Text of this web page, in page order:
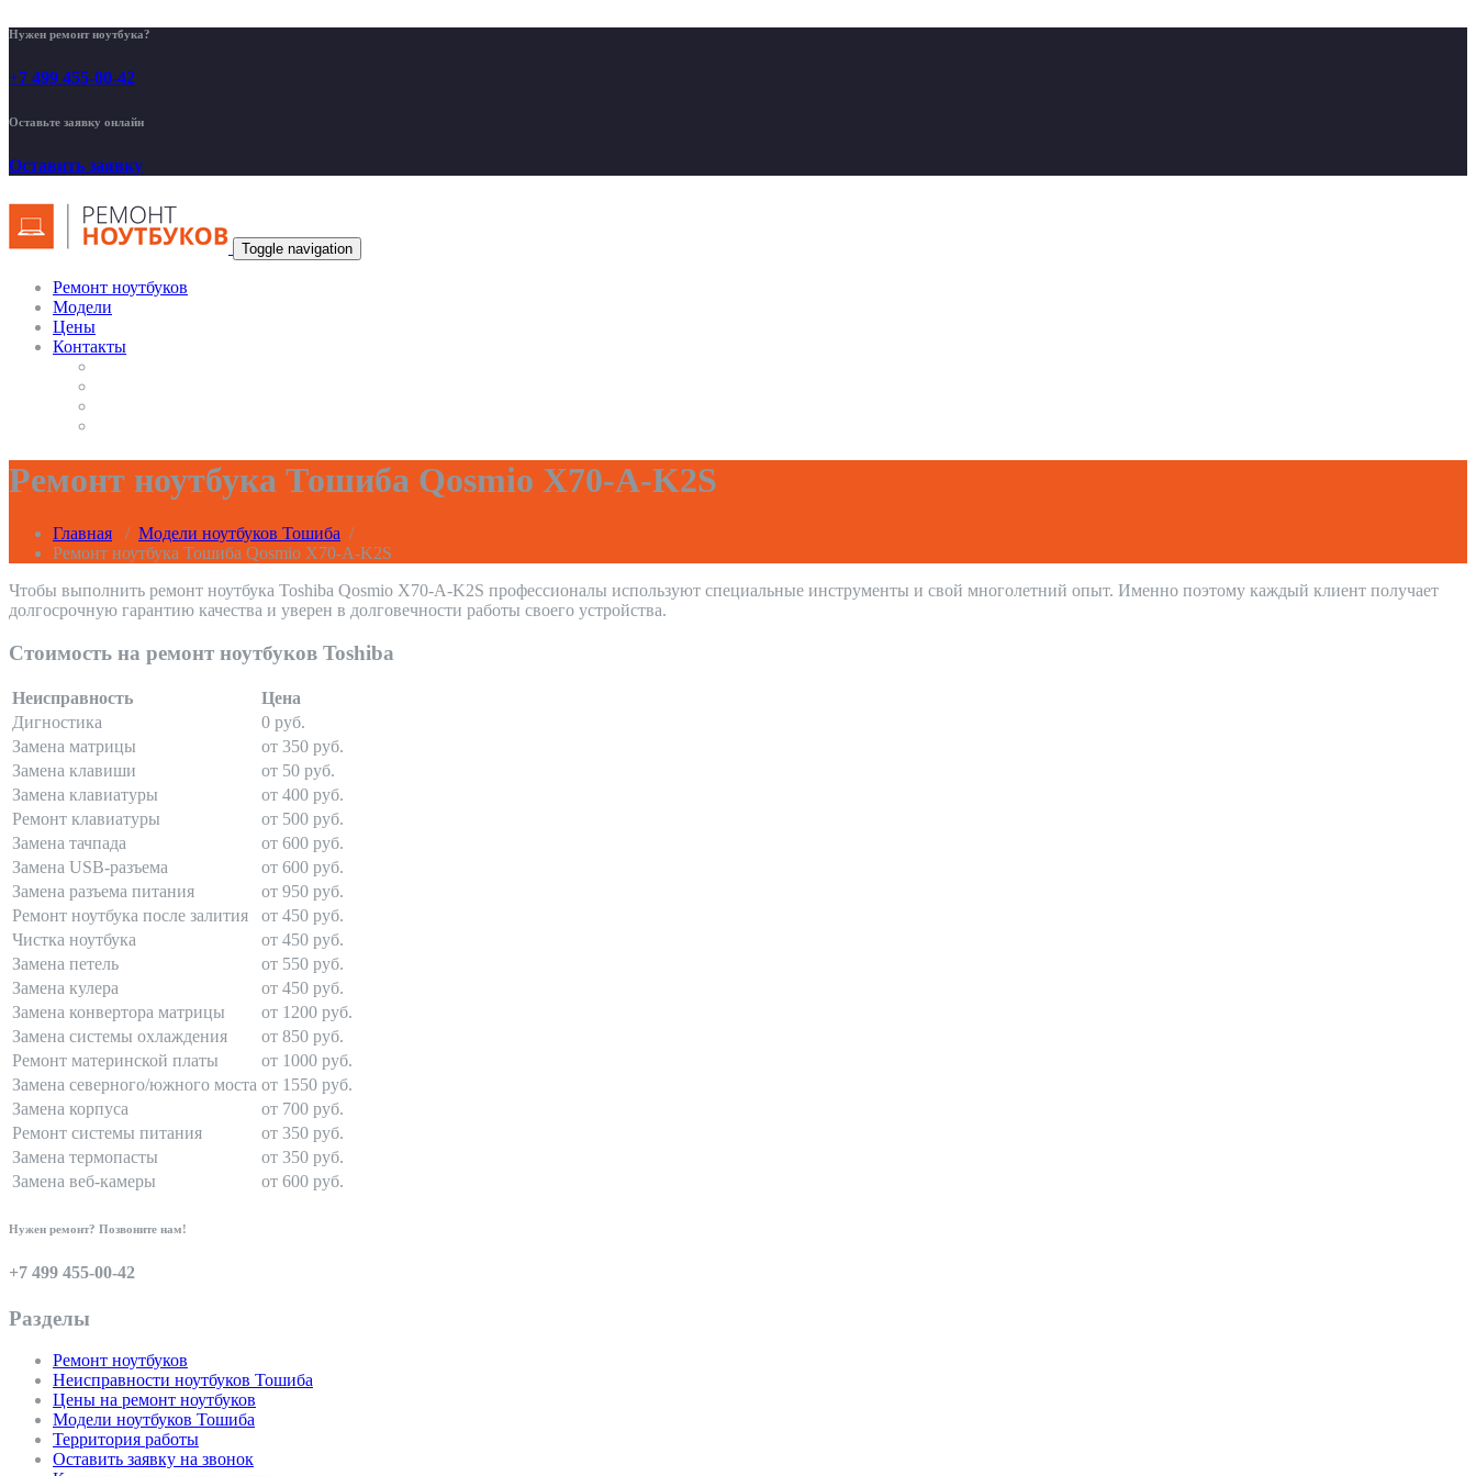
Нужен ремонт ноутбука?
+7 499 455-00-42
Оставьте заявку онлайн
Оставить заявку
Toggle navigation
Ремонт ноутбуков
Модели
Цены
Контакты
Ремонт ноутбука Тошиба Qosmio X70-A-K2S
Главная / Модели ноутбуков Тошиба /
Ремонт ноутбука Тошиба Qosmio X70-A-K2S
Чтобы выполнить ремонт ноутбука Toshiba Qosmio X70-A-K2S профессионалы используют специальные инструменты и свой многолетний опыт. Именно поэтому каждый клиент получает
долгосрочную гарантию качества и уверен в долговечности работы своего устройства.
Стоимость на ремонт ноутбуков Toshiba
Неисправность
Цена
Дигностика
0 руб.
Замена матрицы
от 350 руб.
Замена клавиши
от 50 руб.
Замена клавиатуры
от 400 руб.
Ремонт клавиатуры
от 500 руб.
Замена тачпада
от 600 руб.
Замена USB-разъема
от 600 руб.
Замена разъема питания
от 950 руб.
Ремонт ноутбука после залития
от 450 руб.
Чистка ноутбука
от 450 руб.
Замена петель
от 550 руб.
Замена кулера
от 450 руб.
Замена конвертора матрицы
от 1200 руб.
Замена системы охлаждения
от 850 руб.
Ремонт материнской платы
от 1000 руб.
Замена северного/южного моста от 1550 руб.
Замена корпуса
от 700 руб.
Ремонт системы питания
от 350 руб.
Замена термопасты
от 350 руб.
Замена веб-камеры
от 600 руб.
Нужен ремонт? Позвоните нам!
+7 499 455-00-42
Разделы
Ремонт ноутбуков
Неисправности ноутбуков Тошиба
Цены на ремонт ноутбуков
Модели ноутбуков Тошиба
Территория работы
Оставить заявку на звонок